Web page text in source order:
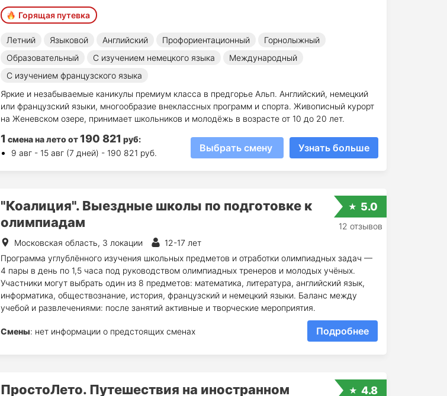
Горящая путевка
Летний Языковой Английский Профориентационный
Горнолыжный
Образовательный
С изучением немецкого языка
Международный
С изучением французского языка
Яркие и незабываемые каникулы премиум класса в предгорье Альп. Английский, немецкий
или французский языки, многообразие внеклассных программ и спорта. Живописный курорт
на Женевском озере, принимает школьников и молодёжь в возрасте от 10 до 20 лет.
1 смена на летоот190 821 руб:
9 авг - 15 авг (7 дней) - 190 821 руб.
Выбрать смену Узнать больше
"Коалиция". Выездные школы по подготовке к
олимпиадам
Московская область, 3 локации
12-17 лет
Программа углублённого изучения школьных предметов и отработки олимпиадных задач —
4 пары в день по 1,5 часа под руководством олимпиадных тренеров и молодых учёных.
Участники могут выбрать один из 8 предметов: математика, литература, английский язык,
информатика, обществознание, история, французский и немецкий языки. Баланс между
учебой и развлечениями: после занятий активные и творческие мероприятия.
Смены: нет информации о предстоящих сменах Подробнее
5.0
12 отзывов
ПростоЛето. Путешествия на иностранном 4.8